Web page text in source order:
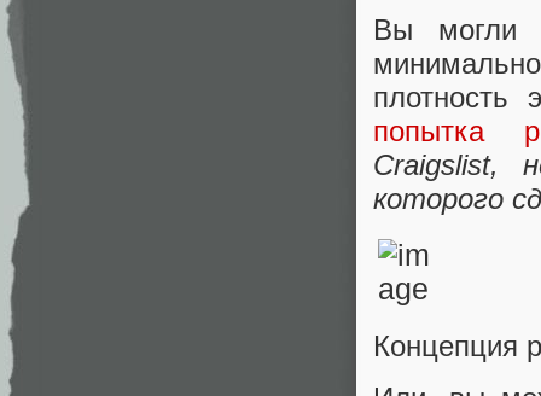
Вы могли
плотность
попытка
которого
Концепция